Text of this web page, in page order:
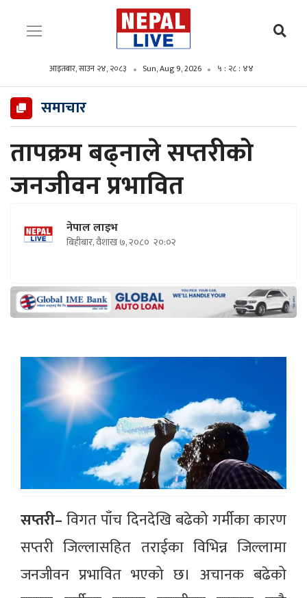
आइतबार, साउन २४, २०८३ Sun, Aug 9, 2026 ५ : २८ : ४५
समाचार
तापक्रम बढ्नाले सप्तरीको
जनजीवन प्रभावित
नेपाल लाइभ
बिहीबार, वैशाख ७, २०८० २०:०२
सप्तरी–विगत पाँच दिनदेखि बढेको गर्मीका कारण
सप्तरी जिल्लासहित तराईका विभिन्न जिल्लामा
जनजीवन प्रभावित भएको छ। अचानक बढेको